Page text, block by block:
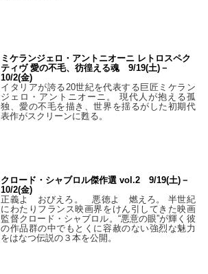
ミケランジェロ・アントニオーニ レトロスペク
ティヴ 愛の不毛、彷徨える魂 9/19(土)－
10/2(金)
イタリアが誇る20世紀を代表する巨匠ミケラン
ジェロ・アントニオーニ。 現代人が抱える孤
独、愛の不毛を描き、世界を揺るがした初期代
表作がスクリーンに甦る。
クロード・シャブロル傑作選 vol.2 9/19(土)－
10/2(金)
正義よ おびえろ。 悪徳よ 燃えろ。 半世紀
にわたりフランス映画界をけん引してきた映画
監督クロード・シャブロル。“悪意の眼”が輝く彼
の作品群の中でもとくに容赦のない強烈な魅力
をはなつ伝説の３本を公開。